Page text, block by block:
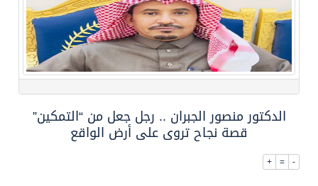
محافظ عفيف يؤدي صلاة عيد الأضحى
الدكتور منصور الجبران .. رجل جعل من “التمكين”
قصة نجاح تروى على أرض الواقع
+ = -